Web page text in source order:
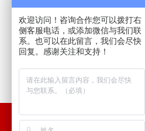
欢迎访问！咨询合作您可以拨打右
侧客服电话，或添加微信与我们联
系。也可以在此留言，我们会尽快
回复。感谢关注和支持！